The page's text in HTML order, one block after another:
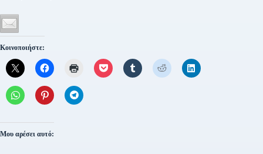
Κοινοποιήστε:
Μου αρέσει αυτό: